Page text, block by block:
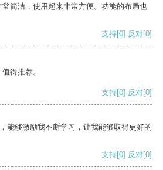
简洁，使用起来非常方便。功能的布局也
支持[0] 反对[0]
得推荐。
支持[0] 反对[0]
能够激励我不断学习，让我能够取得更好的
支持[0] 反对[0]